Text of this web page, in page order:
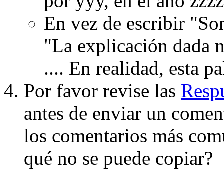
En vez de escribir
"La explicación dada
.... En realidad, esta
Por favor revise las
antes de enviar un
los comentarios más
qué no se puede copiar?